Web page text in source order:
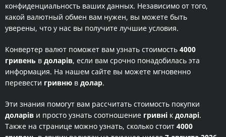
конфиденциальность ваших данных. Независимо от того,
какой валютный обмен вам нужен, вы можете быть
уверены, что у нас вы получите лучшие условия.
Конвертер валют поможет вам узнать стоимость 4000
гривень в доларів, если вам срочно понадобилась эта
информация. На нашем сайте вы можете мгновенно
перевести гривню в долар.
Эти знания помогут вам рассчитать стоимость покупки
доларів и просто узнать соотношение гривні к доларі.
Также на странице можно узнать, сколько стоит 4000